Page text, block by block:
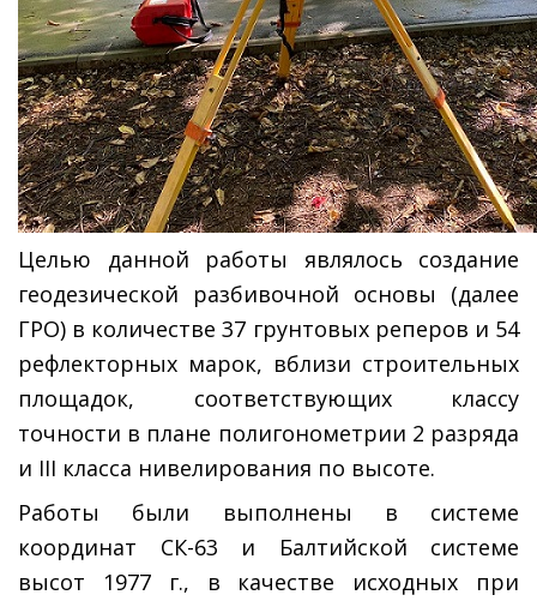
Целью данной работы являлось создание
геодезической разбивочной основы (далее
ГРО) в количестве 37 грунтовых реперов и 54
рефлекторных марок, вблизи строительных
площадок, соответствующих классу
точности в плане полигонометрии 2 разряда
и III класса нивелирования по высоте.
Работы были выполнены в системе
координат СК-63 и Балтийской системе
высот 1977 г., в качестве исходных при